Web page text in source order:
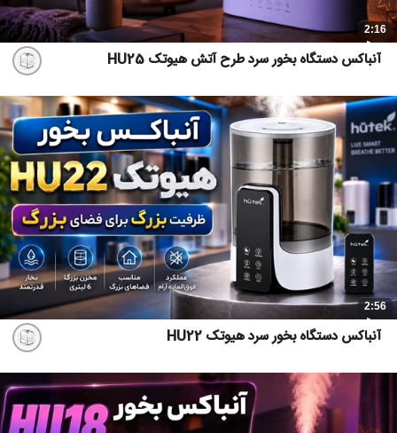
2:16
آنباکس دستگاه بخور سرد طرح آتش هیوتک HU25
2:56
آنباکس دستگاه بخور سرد هیوتک HU22